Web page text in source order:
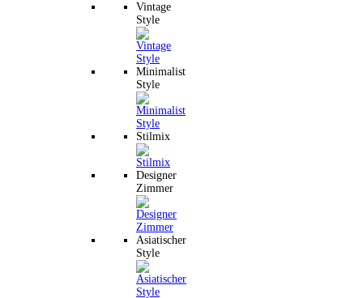
Vintage
Style
Minimalist
Style
Stilmix
Designer
Zimmer
Asiatischer
Style